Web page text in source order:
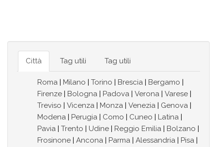
Città Tag utili Tag utili
Roma Milano Torino Brescia Bergamo
Firenze
Bologna Padova Verona Varese
Treviso
Vicenza Monza Venezia Genova
Modena
Perugia Como Cuneo Latina
Pavia
Trento Udine Reggio Emilia Bolzano
Frosinone
Ancona Parma Alessandria Pisa